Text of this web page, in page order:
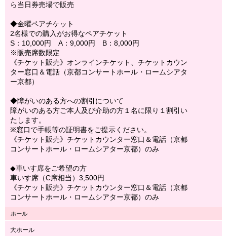
ら当日券売場で販売
◆金曜ペアチケット
2名様での購入がお得なペアチケット
S：10,000円 A：9,000円 B：8,000円
※販売席数限定
《チケット販売》オンラインチケット、チケットカウン
ター窓口＆電話（京都コンサートホール・ロームシアタ
ー京都）
◆障がいのある方への割引について
障がいのある方ご本人及び介助の方１名に限り１割引い
たします。
※窓口で手帳等の証明書をご提示ください。
《チケット販売》チケットカウンター窓口＆電話（京都
コンサートホール・ロームシアター京都）のみ
◆車いす席をご希望の方
車いす席（C席相当）3,500円
《チケット販売》チケットカウンター窓口＆電話（京都
コンサートホール・ロームシアター京都）のみ
ホール
大ホール